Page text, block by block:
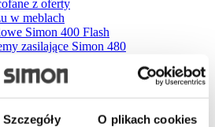
Szczegóły O plikach cookies
z oferty
w meblach
Simon 400 Flash
zasilające Simon 480
bloki zasilające Ofiblok Plus
bloki zasilające Ofiblok Compact do
blat bloki zasilające Ofiblok Line